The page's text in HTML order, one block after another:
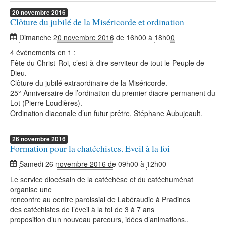
20 novembre2016
Clôture du jubilé de la Miséricorde et ordination
Dimanche 20 novembre 2016 de 16h00 à 18h00
4 événements en 1 :
Fête du Christ-Roi, c’est-à-dire serviteur de tout le Peuple de
Dieu.
Clôture du jubilé extraordinaire de la Miséricorde.
25° Anniversaire de l’ordination du premier diacre permanent du
Lot (Pierre Loudières).
Ordination diaconale d’un futur prêtre, Stéphane Aubujeault.
26 novembre2016
Formation pour la chatéchistes. Eveil à la foi
Samedi 26 novembre 2016 de 09h00 à 12h00
Le service diocésain de la catéchèse et du catéchuménat
organise une
rencontre au centre paroissial de Labéraudie à Pradines
des catéchistes de l’éveil à la foi de 3 à 7 ans
proposition d’un nouveau parcours, idées d’animations..